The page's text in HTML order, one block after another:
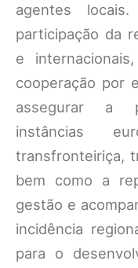
agentes
participação da
e
cooperação por
assegurar a
instâncias
transfronteiriça,
bem como a
gestão e
incidência
para o